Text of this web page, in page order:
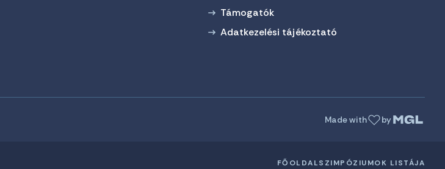
Támogatók
Adatkezelési tájékoztató
Made with by
FŐOLDALSZIMPÓZIUMOK LISTÁJA